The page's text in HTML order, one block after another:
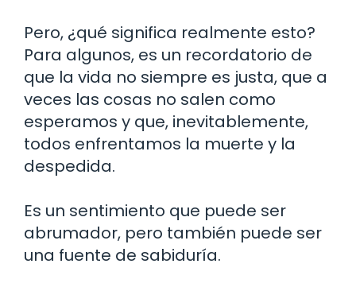
Pero, ¿qué significa realmente esto?
Para algunos, es un recordatorio de
que la vida no siempre es justa, que a
veces las cosas no salen como
esperamos y que, inevitablemente,
todos enfrentamos la muerte y la
despedida.
Es un sentimiento que puede ser
abrumador, pero también puede ser
una fuente de sabiduría.